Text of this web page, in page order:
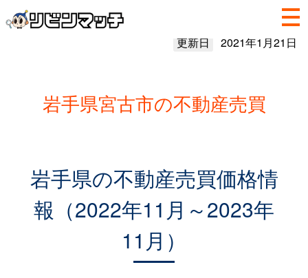
更新日 2021年1月21日
岩手県宮古市の不動産売買
岩手県の不動産売買価格情
報（2022年11月～2023年
11月）